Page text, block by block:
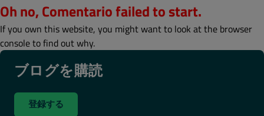
Oh no, Comentario failed to start.
If you own this website, you might want to look at the browser
console to find out why.
ブログを購読
登録する